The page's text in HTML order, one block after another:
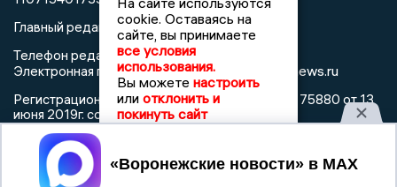
Главный редактор: Пирогов А.А.
Телефон редакции: +7 (473) 262 77 92
Электронная почта редакции:info@voronezhnews.ru
Регистрационный номер: серия Эл № ФС 77 - 75880 от 13
июня 2019г. согласно выписке из реестра
зарегистрированных средств массовой информации
выдана Федеральной службой по надзору в сфере связи,
информационных технологий и массовых коммуникаций
cookie. Оставаясь на
сайте, вы принимаете
все условия
использования.
Вы можете настроить
или отклонить и
покинуть сайт
Принять